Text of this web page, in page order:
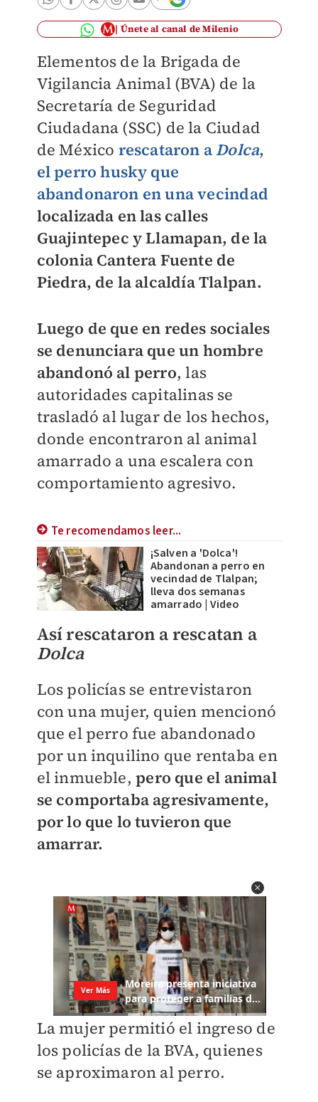
Únete al canal de Milenio
Elementos de la Brigada de
Vigilancia Animal (BVA) de la
Secretaría de Seguridad
Ciudadana (SSC) de la Ciudad
de México rescataron a Dolca,
el perro husky que
abandonaron en una vecindad
localizada en las calles
Guajintepec y Llamapan, de la
colonia Cantera Fuente de
Piedra, de la alcaldía Tlalpan.
Luego de que en redes sociales
se denunciara que un hombre
abandonó al perro, las
autoridades capitalinas se
trasladó al lugar de los hechos,
donde encontraron al animal
amarrado a una escalera con
comportamiento agresivo.
Te recomendamos leer...
¡Salven a 'Dolca'!
Abandonan a perro en
vecindad de Tlalpan;
lleva dos semanas
amarrado | Video
Así rescataron a rescatan a
Dolca
Los policías se entrevistaron
con una mujer, quien mencionó
que el perro fue abandonado
por un inquilino que rentaba en
el inmueble,pero que el animal
se comportaba agresivamente,
por lo que lo tuvieron que
amarrar.
La mujer permitió el ingreso de
los policías de la BVA, quienes
se aproximaron al perro.